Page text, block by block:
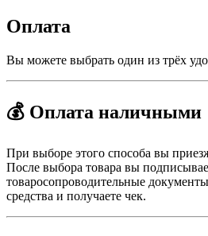
Оплата
Вы можете выбрать один из трёх
💰 Оплата наличными
При выборе этого способа вы
После выбора товара вы
товаросопроводительные
средства и получаете чек.